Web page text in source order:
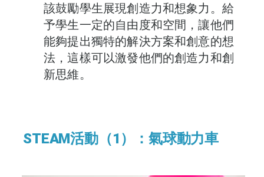
該鼓勵學生展現創造力和想象力。給
予學生一定的自由度和空間，讓他們
能夠提出獨特的解決方案和創意的想
法，這樣可以激發他們的創造力和創
新思維。
STEAM活動（1）：氣球動力車